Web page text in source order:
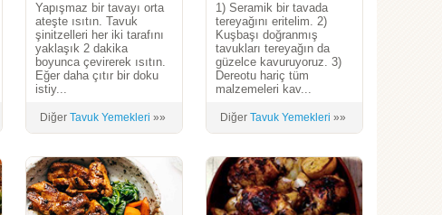
Yapışmaz bir tavayı orta
ateşte ısıtın. Tavuk
şinitzelleri her iki tarafını
yaklaşık 2 dakika
boyunca çevirerek ısıtın.
Eğer daha çıtır bir doku
istiy...
Diğer Tavuk Yemekleri »»
1) Seramik bir tavada
tereyağını eritelim. 2)
Kuşbaşı doğranmış
tavukları tereyağın da
güzelce kavuruyoruz. 3)
Dereotu hariç tüm
malzemeleri kav...
Diğer Tavuk Yemekleri »»